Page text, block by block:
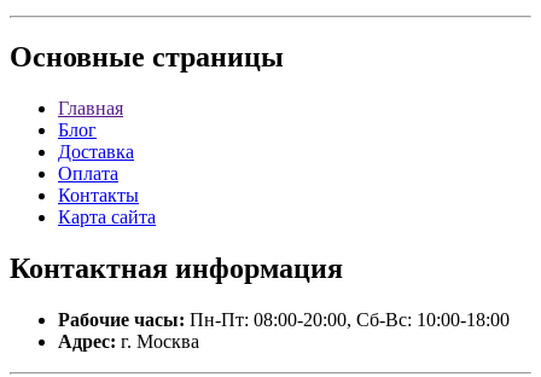
Основные страницы
Главная
Блог
Доставка
Оплата
Контакты
Карта сайта
Контактная информация
Рабочие часы: Пн-Пт: 08:00-20:00, Сб-Вс: 10:00-18:00
Адрес: г. Москва